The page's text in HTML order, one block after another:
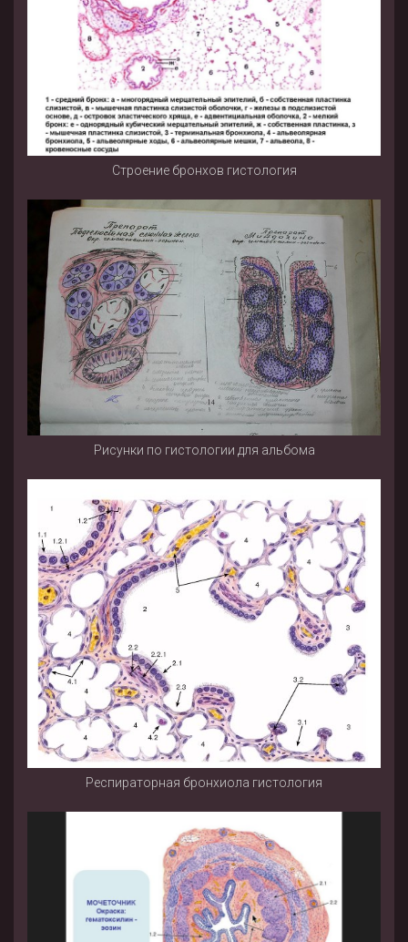
Строение бронхов гистология
Рисунки по гистологии для альбома
Респираторная бронхиола гистология